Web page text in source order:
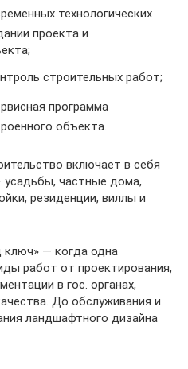
технологических
проекта и
строительных работ;
программа
объекта.
включает в себя
частные дома,
резиденции, виллы и
ключ» — когда одна
работ от проектирования,
в гос. органах,
До обслуживания и
ландшафтного дизайна